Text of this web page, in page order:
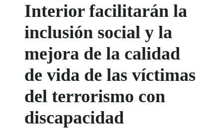
Interior facilitarán la
inclusión social y la
mejora de la calidad
de vida de las víctimas
del terrorismo con
discapacidad